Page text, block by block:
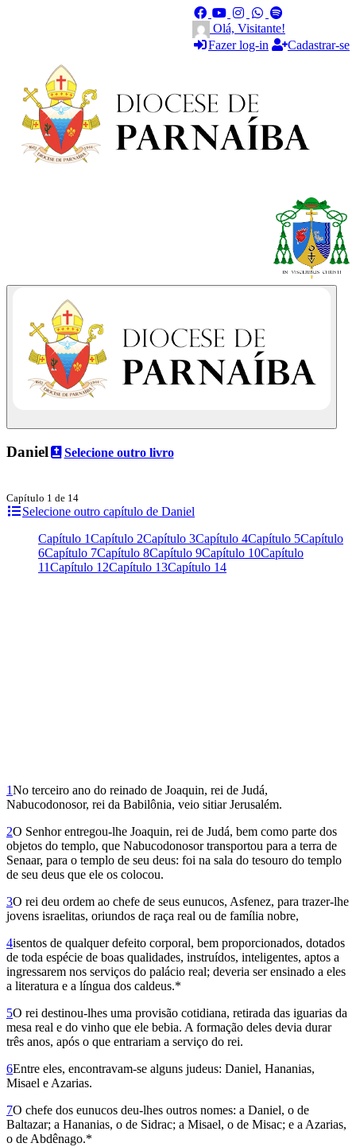
Olá, Visitante!
Fazer log-in
Cadastrar-se
Daniel Selecione outro livro
Capítulo 1 de 14
Selecione outro capítulo de Daniel
Capítulo 1Capítulo 2Capítulo 3Capítulo 4Capítulo 5Capítulo
6Capítulo 7Capítulo 8Capítulo 9Capítulo 10Capítulo
11Capítulo 12Capítulo 13Capítulo 14
1No terceiro ano do reinado de Joaquin, rei de Judá,
Nabucodonosor, rei da Babilônia, veio sitiar Jerusalém.
2O Senhor entregou-lhe Joaquin, rei de Judá, bem como parte dos
objetos do templo, que Nabucodonosor transportou para a terra de
Senaar, para o templo de seu deus: foi na sala do tesouro do templo
de seu deus que ele os colocou.
3O rei deu ordem ao chefe de seus eunucos, Asfenez, para trazer-lhe
jovens israelitas, oriundos de raça real ou de família nobre,
4isentos de qualquer defeito corporal, bem proporcionados, dotados
de toda espécie de boas qualidades, ins­truídos, inteligentes, aptos a
ingressarem nos serviços do palácio real; deveria ser ensinado a eles
a literatura e a língua dos caldeus.*
5O rei destinou-lhes uma provisão cotidiana, retirada das iguarias da
mesa real e do vinho que ele bebia. A formação deles devia durar
três anos, após o que entrariam a serviço do rei.
6Entre eles, encontravam-se alguns judeus: Da­niel, Hananias,
Misael e Azarias.
7O chefe dos eunucos deu-lhes outros nomes: a Daniel, o de
Baltazar; a Hananias, o de Sidrac; a Misael, o de Misac; e a Azarias,
o de Abdênago.*